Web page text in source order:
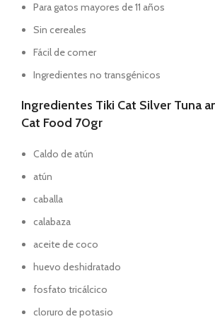
Para gatos mayores de 11 años
Sin cereales
Fácil de comer
Ingredientes no transgénicos
Ingredientes Tiki Cat Silver Tuna
Cat Food 70gr
Caldo de atún
atún
caballa
calabaza
aceite de coco
huevo deshidratado
fosfato tricálcico
cloruro de potasio